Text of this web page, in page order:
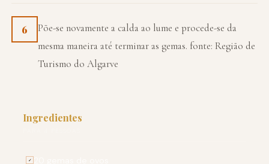
6
Põe-se novamente a calda ao lume e procede-se da
mesma maneira até terminar as gemas. fonte: Região de
Turismo do Algarve
Ingredientes
✓